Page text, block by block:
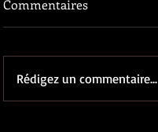
Commentaires
Rédigez un commentaire...